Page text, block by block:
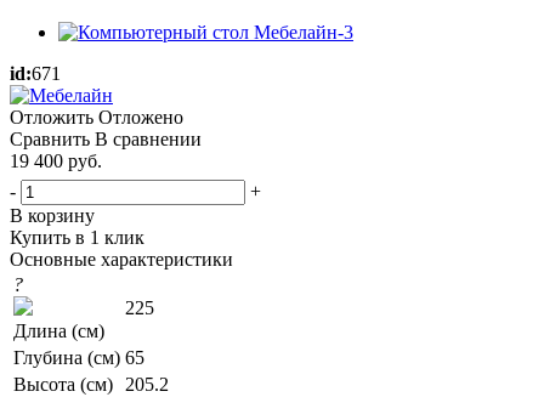
id:671
Отложить Отложено
Сравнить В сравнении
19 400 руб.
-
+
В корзину
Купить в 1 клик
Основные характеристики
?
Длина (см)
225
Глубина (см) 65
Высота (см)
205.2